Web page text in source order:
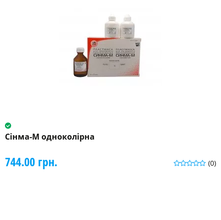
Сінма-М одноколірна
(0)
744.00 грн.